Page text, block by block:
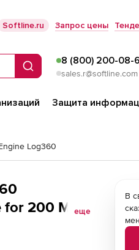
Softline.ru Запрос цены
Поиск
8 (800) 200-08-
sales.r@softline.com
Защита
Log360
for 200 MSеще
В